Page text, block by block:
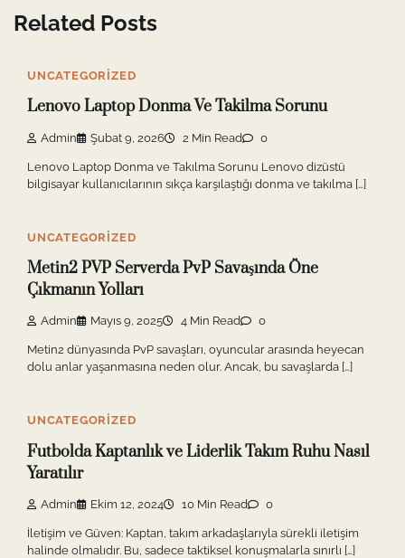
Related Posts
UNCATEGORIZED
Lenovo Laptop Donma Ve Takilma Sorunu
Admin Şubat 9, 2026 2 Min Read 0
Lenovo Laptop Donma ve Takılma Sorunu Lenovo dizüstü
bilgisayar kullanıcılarının sıkça karşılaştığı donma ve takılma […]
UNCATEGORIZED
Metin2 PVP Serverda PvP Savaşında Öne
Çıkmanın Yolları
Admin Mayıs 9, 2025 4 Min Read 0
Metin2 dünyasında PvP savaşları, oyuncular arasında heyecan
dolu anlar yaşanmasına neden olur. Ancak, bu savaşlarda […]
UNCATEGORIZED
Futbolda Kaptanlık ve Liderlik Takım Ruhu Nasıl
Yaratılır
Admin Ekim 12, 2024 10 Min Read 0
İletişim ve Güven: Kaptan, takım arkadaşlarıyla sürekli iletişim
halinde olmalıdır. Bu, sadece taktiksel konuşmalarla sınırlı […]